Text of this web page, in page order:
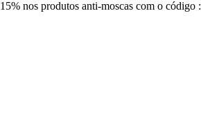
15% nos produtos anti-moscas com o código :